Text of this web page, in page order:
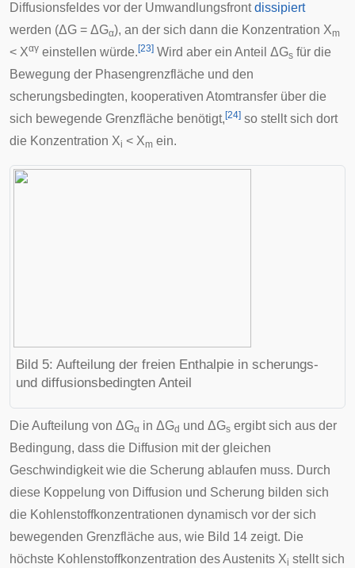
Diffusionsfeldes vor der Umwandlungsfrontdissipiert
werden (ΔG = ΔGα), an der sich dann die Konzentration Xm
< Xαγ einstellen würde. [23] Wird aber ein Anteil ΔGs für die
Bewegung der Phasengrenzfläche und den
scherungsbedingten, kooperativen Atomtransfer über die
sich bewegende Grenzfläche benötigt, [24] so stellt sich dort
die Konzentration Xi < Xm ein.
Bild 5: Aufteilung der freien Enthalpie in scherungs-
und diffusionsbedingten Anteil
Die Aufteilung von ΔGα in ΔGd und ΔGs ergibt sich aus der
Bedingung, dass die Diffusion mit der gleichen
Geschwindigkeit wie die Scherung ablaufen muss. Durch
diese Koppelung von Diffusion und Scherung bilden sich
die Kohlenstoffkonzentrationen dynamisch vor der sich
bewegenden Grenzfläche aus, wie Bild 14 zeigt. Die
höchste Kohlenstoffkonzentration des Austenits Xi stellt sich